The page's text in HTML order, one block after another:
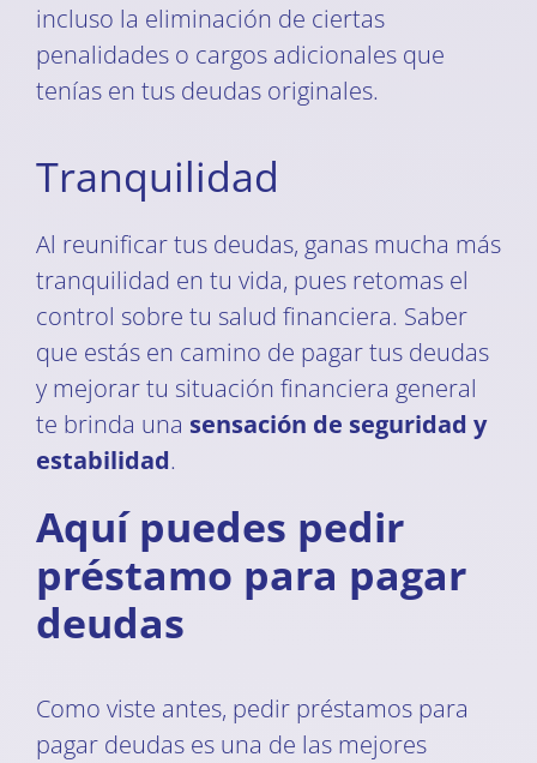
incluso la eliminación de ciertas
penalidades o cargos adicionales que
tenías en tus deudas originales.
Tranquilidad
Al reunificar tus deudas, ganas mucha más
tranquilidad en tu vida, pues retomas el
control sobre tu salud financiera. Saber
que estás en camino de pagar tus deudas
y mejorar tu situación financiera general
te brinda una sensación de seguridad y
estabilidad.
Aquí puedes pedir
préstamo para pagar
deudas
Como viste antes, pedir préstamos para
pagar deudas es una de las mejores